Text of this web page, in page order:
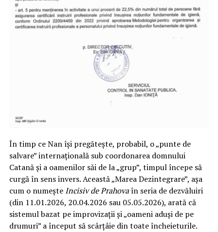
În timp ce Nan își pregătește, probabil, o „punte de
salvare” internațională sub coordonarea domnului
Catană și a oamenilor săi de la „grup”, timpul începe să
curgă în sens invers. Această „Marea Dezintegrare”, așa
cum o numește Incisiv de Prahovaîn seria de dezvăluiri
(din 11.01.2026, 20.04.2026 sau 05.05.2026), arată că
sistemul bazat pe improvizații și „oameni aduși de pe
drumuri” a început să scârțâie din toate încheieturile.